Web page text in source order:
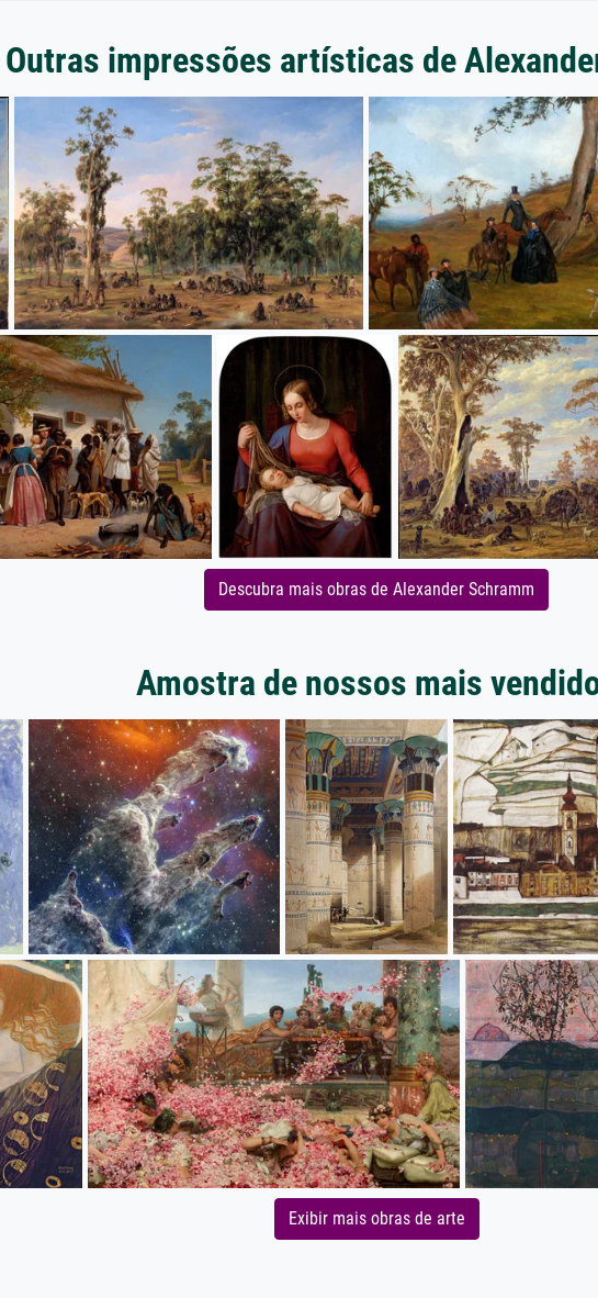
Outras impressões artísticas de
Descubra mais obras de Alexander Schramm
Amostra de nossos mais
Exibir mais obras de arte